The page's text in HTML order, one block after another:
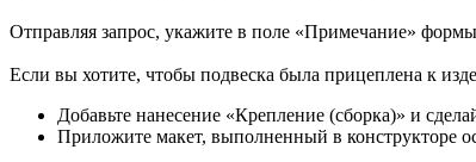
Отправляя запрос, укажите в поле «Примечание»
Если вы хотите, чтобы подвеска была прицеплена к
Добавьте нанесение «Крепление (сборка)» и
Приложите макет, выполненный в конструкторе